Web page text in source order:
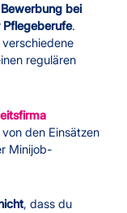
Bewerbung bei
Pflegeberufe.
regulären
den Einsätzen
Minijob-
, dass du